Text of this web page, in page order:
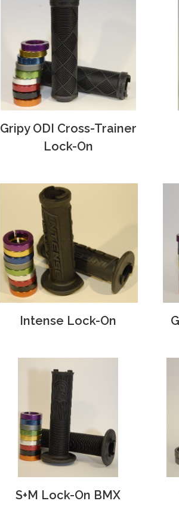
Gripy ODI Cross-Trainer
Lock-On
Intense Lock-On
S+M Lock-On BMX